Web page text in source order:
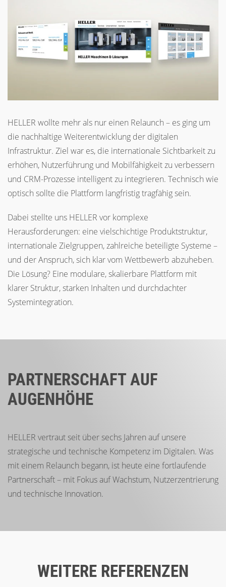
HELLER wollte mehr als nur einen Relaunch – es ging um
die nachhaltige Weiterentwicklung der digitalen
Infrastruktur. Ziel war es, die internationale Sichtbarkeit zu
erhöhen, Nutzerführung und Mobilfähigkeit zu verbessern
und CRM-Prozesse intelligent zu integrieren. Technisch wie
optisch sollte die Plattform langfristig tragfähig sein.
Dabei stellte uns HELLER vor komplexe
Herausforderungen: eine vielschichtige Produktstruktur,
internationale Zielgruppen, zahlreiche beteiligte Systeme –
und der Anspruch, sich klar vom Wettbewerb abzuheben.
Die Lösung? Eine modulare, skalierbare Plattform mit
klarer Struktur, starken Inhalten und durchdachter
Systemintegration.
PARTNERSCHAFT AUF
AUGENHÖHE
HELLER vertraut seit über sechs Jahren auf unsere
strategische und technische Kompetenz im Digitalen. Was
mit einem Relaunch begann, ist heute eine fortlaufende
Partnerschaft – mit Fokus auf Wachstum, Nutzerzentrierung
und technische Innovation.
WEITERE REFERENZEN